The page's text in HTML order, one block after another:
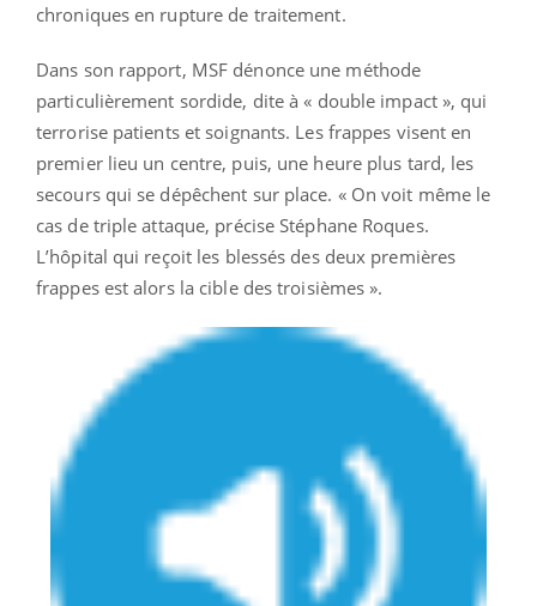
chroniques en rupture de traitement.
Dans son rapport, MSF dénonce une méthode
particulièrement sordide, dite à « double impact », qui
terrorise patients et soignants. Les frappes visent en
premier lieu un centre, puis, une heure plus tard, les
secours qui se dépêchent sur place. « On voit même le
cas de triple attaque, précise Stéphane Roques.
L’hôpital qui reçoit les blessés des deux premières
frappes est alors la cible des troisièmes ».